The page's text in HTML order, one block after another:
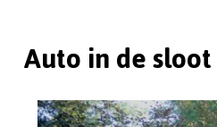
Auto in de